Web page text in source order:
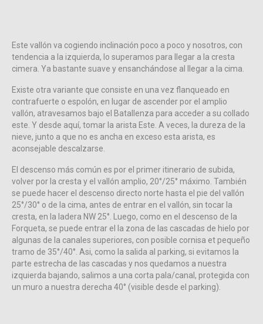
Este vallón va cogiendo inclinación poco a poco y nosotros, con
tendencia a la izquierda, lo superamos para llegar a la cresta
cimera. Ya bastante suave y ensanchándose al llegar a la cima.
Existe otra variante que consiste en una vez flanqueado en
contrafuerte o espolón, en lugar de ascender por el amplio
vallón, atravesamos bajo el Batallenza para acceder a su collado
este. Y desde aquí, tomar la arista Este. A veces, la dureza de la
nieve, junto a que no es ancha en exceso esta arista, es
aconsejable descalzarse.
El descenso más común es por el primer itinerario de subida,
volver por la cresta y el vallón amplio, 20°/25° máximo. También
se puede hacer el descenso directo norte hasta el pie del vallón
25°/30° o de la cima, antes de entrar en el vallón, sin tocar la
cresta, en la ladera NW 25°. Luego, como en el descenso de la
Forqueta, se puede entrar el la zona de las cascadas de hielo por
algunas de la canales superiores, con posible cornisa et pequeño
tramo de 35°/40°. Asi, como la salida al parking, si evitamos la
parte estrecha de las cascadas y nos quedamos a nuestra
izquierda bajando, salimos a una corta pala/canal, protegida con
un muro a nuestra derecha 40° (visible desde el parking).